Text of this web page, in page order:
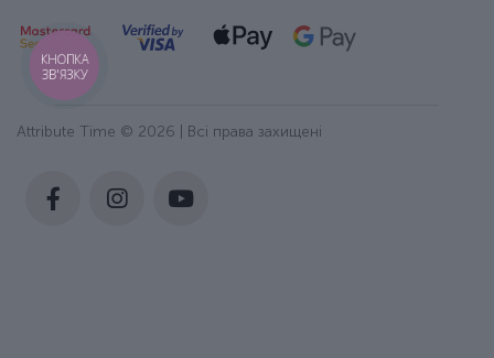
Attribute Time © 2026 | Всі права захищені
КНОПКА
ЗВ'ЯЗКУ